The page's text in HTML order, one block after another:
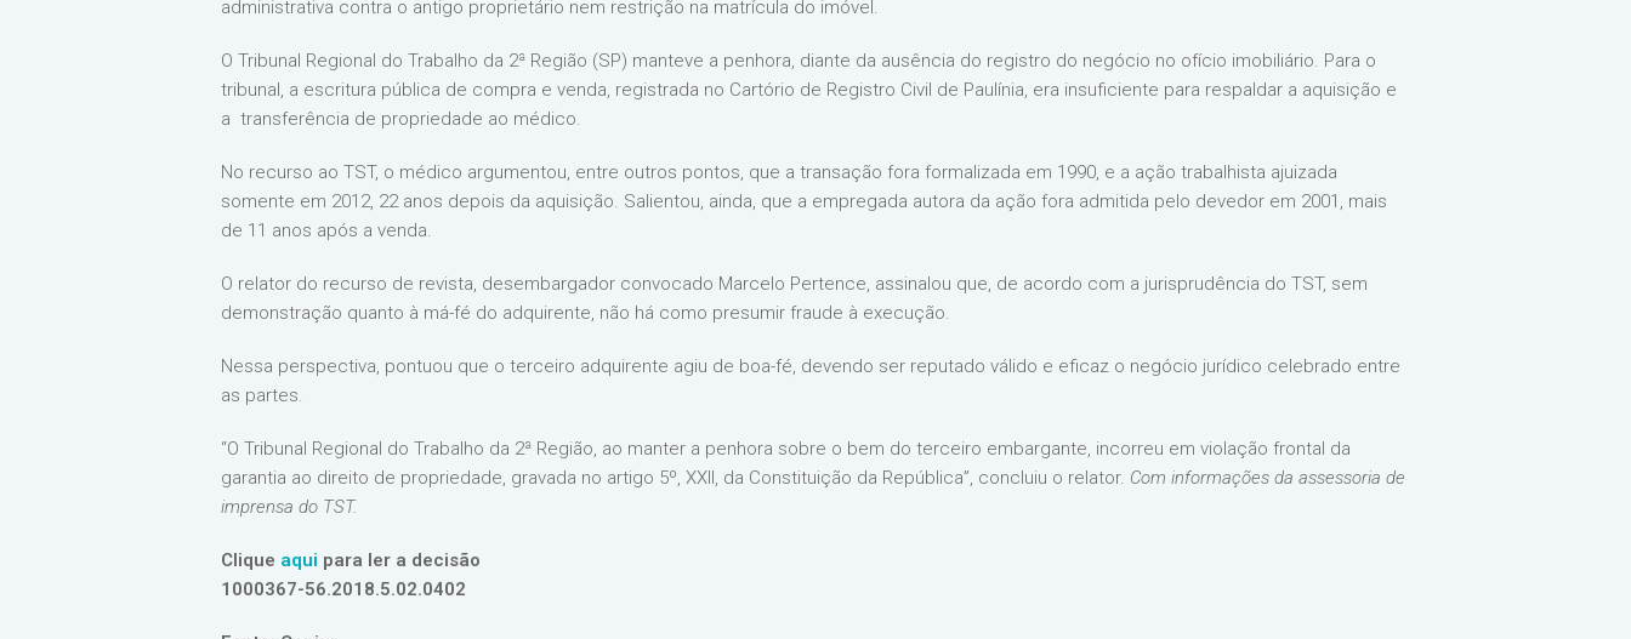
administrativa contra o antigo proprietário nem restrição na matrícula do imóvel.
O Tribunal Regional do Trabalho da 2ª Região (SP) manteve a penhora, diante da ausência do registro do negócio no ofício imobiliário. Para o
tribunal, a escritura pública de compra e venda, registrada no Cartório de Registro Civil de Paulínia, era insuficiente para respaldar a aquisição e
a transferência de propriedade ao médico.
No recurso ao TST, o médico argumentou, entre outros pontos, que a transação fora formalizada em 1990, e a ação trabalhista ajuizada
somente em 2012, 22 anos depois da aquisição. Salientou, ainda, que a empregada autora da ação fora admitida pelo devedor em 2001, mais
de 11 anos após a venda.
O relator do recurso de revista, desembargador convocado Marcelo Pertence, assinalou que, de acordo com a jurisprudência do TST, sem
demonstração quanto à má-fé do adquirente, não há como presumir fraude à execução.
Nessa perspectiva, pontuou que o terceiro adquirente agiu de boa-fé, devendo ser reputado válido e eficaz o negócio jurídico celebrado entre
as partes.
“O Tribunal Regional do Trabalho da 2ª Região, ao manter a penhora sobre o bem do terceiro embargante, incorreu em violação frontal da
garantia ao direito de propriedade, gravada no artigo 5º, XXII, da Constituição da República”, concluiu o relator. Com informações da assessoria de
imprensa do TST.
Clique aqui para ler a decisão
1000367-56.2018.5.02.0402